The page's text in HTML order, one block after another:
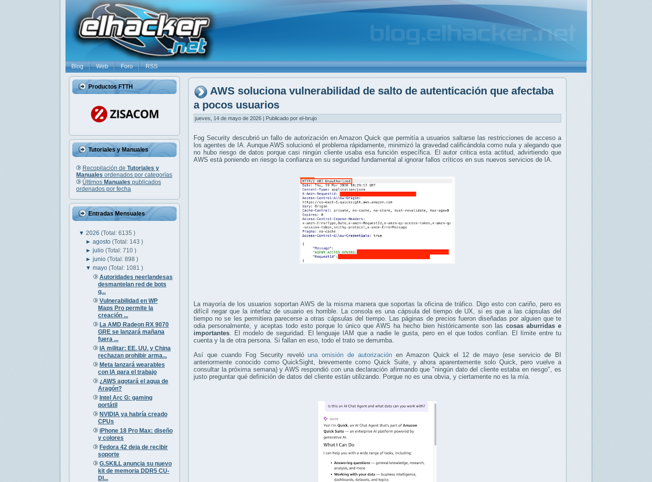
Blog Web Foro RSS
Productos FTTH
Tutoriales y Manuales
Recopilación de Tutoriales y
Manuales ordenados por categorías
Últimos Manuales publicados
ordenados por fecha
Entradas Mensuales
▼ 2026 (Total: 6135 )
►agosto(Total: 143 )
►julio(Total: 710 )
►junio(Total: 898 )
▼mayo(Total: 1081 )
Autoridades neerlandesas
desmantelan red de bots
q...
Vulnerabilidad en WP
Maps Pro permite la
creación ...
La AMD Radeon RX 9070
GRE se lanzará mañana
fuera ...
IA militar: EE. UU. y China
rechazan prohibir arma...
Meta lanzará wearables
con IA para el trabajo
¿AWS agotará el agua de
Aragón?
Intel Arc G: gaming
portátil
NVIDIA ya habría creado
CPUs
iPhone 18 Pro Max: diseño
y colores
Fedora 42 deja de recibir
soporte
G.SKILL anuncia su nuevo
kit de memoria DDR5 CU-
DI...
AWS soluciona vulnerabilidad de salto de autenticación que afectaba
a pocos usuarios
jueves, 14 de mayo de 2026 | Publicado por el-brujo
Fog Security descubrió un fallo de autorización en Amazon Quick que permitía a usuarios saltarse las restricciones de acceso a
los agentes de IA. Aunque AWS solucionó el problema rápidamente, minimizó la gravedad calificándola como nula y alegando que
no hubo riesgo de datos porque casi ningún cliente usaba esa función específica. El autor critica esta actitud, advirtiendo que
AWS está poniendo en riesgo la confianza en su seguridad fundamental al ignorar fallos críticos en sus nuevos servicios de IA.
La mayoría de los usuarios soportan AWS de la misma manera que soportas la oficina de tráfico. Digo esto con cariño, pero es
difícil negar que la interfaz de usuario es horrible. La consola es una cápsula del tiempo de UX, si es que a las cápsulas del
tiempo no se les permitiera parecerse a otras cápsulas del tiempo. Las páginas de precios fueron diseñadas por alguien que te
odia personalmente, y aceptas todo esto porque lo único que AWS ha hecho bien históricamente son las cosas aburridas e
importantes . El modelo de seguridad. El lenguaje IAM que a nadie le gusta, pero en el que todos confían. El límite entre tu
cuenta y la de otra persona. Si fallan en eso, todo el trato se derrumba.
Así que cuando Fog Security revelóuna omisión de autorización en Amazon Quick el 12 de mayo (ese servicio de BI
anteriormente conocido como QuickSight, brevemente como Quick Suite, y ahora aparentemente solo Quick, pero vuelve a
consultar la próxima semana) y AWS respondió con una declaración afirmando que "ningún dato del cliente estaba en riesgo", es
justo preguntar qué definición de datos del cliente están utilizando. Porque no es una obvia, y ciertamente no es la mía.